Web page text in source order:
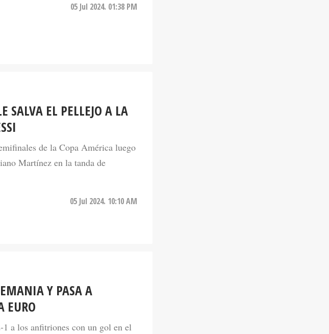
05 Jul 2024. 01:38 PM
SALVA EL PELLEJO A LA
de la Copa América luego
Martínez en la tanda de
05 Jul 2024. 10:10 AM
Y PASA A
EURO
1 a los anfitriones con un gol en el